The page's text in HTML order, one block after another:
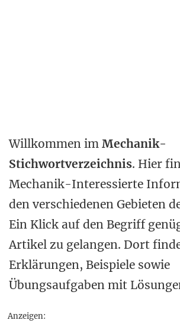
Willkommen im Mechanik-
Stichwortverzeichnis. Hier
Mechanik-Interessierte
den verschiedenen Gebieten
Ein Klick auf den Begriff
Artikel zu gelangen. Dort
Erklärungen, Beispiele sowie
Übungsaufgaben mit
Anzeigen: